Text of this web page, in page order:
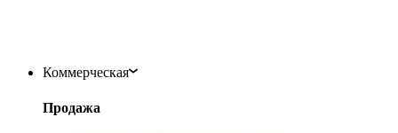
Коммерческая
Продажа